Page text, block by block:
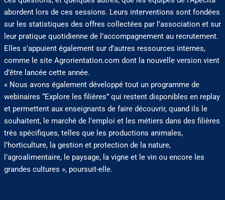
abordent lors de ces sessions. Leurs interventions sont fondées
sur les statistiques des offres collectées par l’association et sur
leur pratique quotidienne de l’accompagnement au recrutement.
Elles s’appuient également sur d’autres ressources internes,
comme le site Agrorientation.com dont la nouvelle version vient
d’être lancée cette année.
« Nous avons également développé tout un programme de
webinaires “Explore les filières” qui restent disponibles en replay
et permettent aux enseignants de faire découvrir, quand ils le
souhaitent, le marché de l’emploi et les métiers dans des filières
très spécifiques, telles que les productions animales,
l’horticulture, la gestion et protection de la nature,
l’agroalimentaire, le paysage, la vigne et le vin ou encore les
grandes cultures », poursuit-elle.